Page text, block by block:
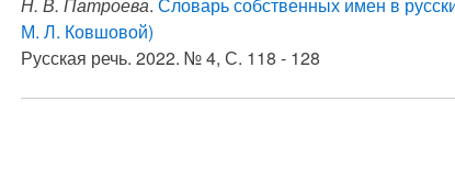
М. Л. Ковшовой)
Русская речь. 2022. № 4, С. 118 - 128